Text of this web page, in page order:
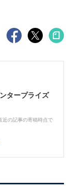
タープライズ
近の記事の寄稿時点で